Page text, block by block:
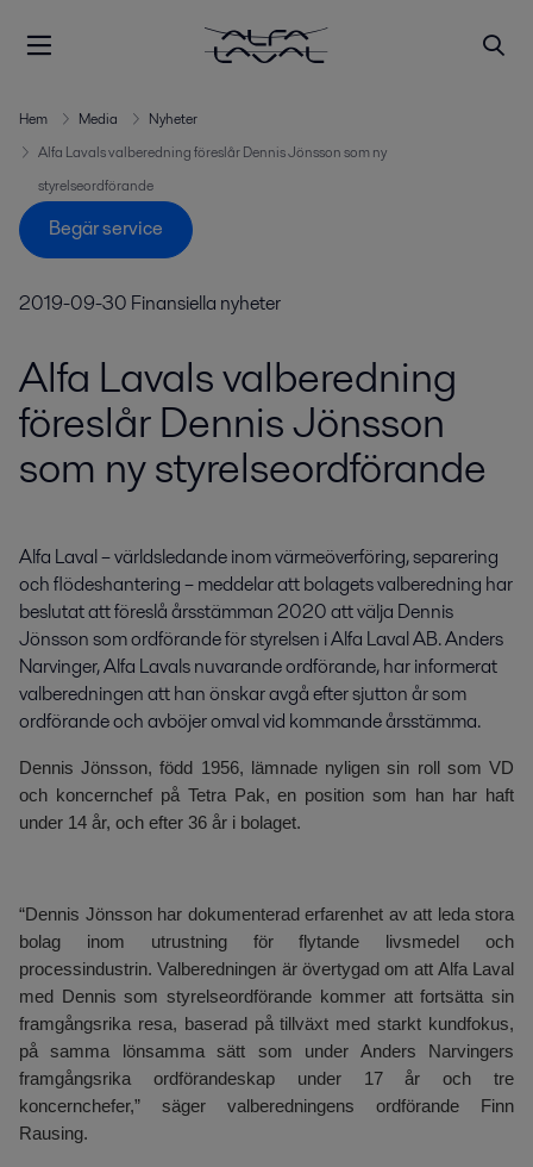
Hem Media
Nyheter
Alfa Lavals valberedning föreslår Dennis Jönsson som ny
styrelseordförande
Begär service
2019-09-30 Finansiella nyheter
Alfa Lavals valberedning
föreslår Dennis Jönsson
som ny styrelseordförande
Alfa Laval – världsledande inom värmeöverföring, separering
och flödeshantering – meddelar att bolagets valberedning har
beslutat att föreslå årsstämman 2020 att välja Dennis
Jönsson som ordförande för styrelsen i Alfa Laval AB. Anders
Narvinger, Alfa Lavals nuvarande ordförande, har informerat
valberedningen att han önskar avgå efter sjutton år som
ordförande och avböjer omval vid kommande årsstämma.
Dennis Jönsson, född 1956, lämnade nyligen sin roll som VD
och koncernchef på Tetra Pak, en position som han har haft
under 14 år, och efter 36 år i bolaget.
“Dennis Jönsson har dokumenterad erfarenhet av att leda stora
bolag inom utrustning för flytande livsmedel och
processindustrin. Valberedningen är övertygad om att Alfa Laval
med Dennis som styrelseordförande kommer att fortsätta sin
framgångsrika resa, baserad på tillväxt med starkt kundfokus,
på samma lönsamma sätt som under Anders Narvingers
framgångsrika ordförandeskap under 17 år och tre
koncernchefer,” säger valberedningens ordförande Finn
Rausing.